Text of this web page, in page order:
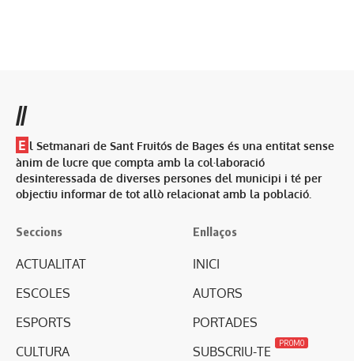
//
E l Setmanari de Sant Fruitós de Bages és una entitat sense
ànim de lucre que compta amb la col·laboració
desinteressada de diverses persones del municipi i té per
objectiu informar de tot allò relacionat amb la població.
Seccions
ACTUALITAT
ESCOLES
ESPORTS
CULTURA
Enllaços
INICI
AUTORS
PORTADES
SUBSCRIU-TE
PROMO